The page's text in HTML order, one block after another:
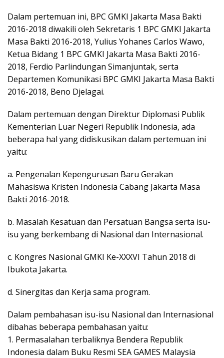
Dalam pertemuan ini, BPC GMKI Jakarta Masa Bakti
2016-2018 diwakili oleh Sekretaris 1 BPC GMKI Jakarta
Masa Bakti 2016-2018, Yulius Yohanes Carlos Wawo,
Ketua Bidang 1 BPC GMKI Jakarta Masa Bakti 2016-
2018, Ferdio Parlindungan Simanjuntak, serta
Departemen Komunikasi BPC GMKI Jakarta Masa Bakti
2016-2018, Beno Djelagai.
Dalam pertemuan dengan Direktur Diplomasi Publik
Kementerian Luar Negeri Republik Indonesia, ada
beberapa hal yang didiskusikan dalam pertemuan ini
yaitu:
a. Pengenalan Kepengurusan Baru Gerakan
Mahasiswa Kristen Indonesia Cabang Jakarta Masa
Bakti 2016-2018.
b. Masalah Kesatuan dan Persatuan Bangsa serta isu-
isu yang berkembang di Nasional dan Internasional.
c. Kongres Nasional GMKI Ke-XXXVI Tahun 2018 di
Ibukota Jakarta.
d. Sinergitas dan Kerja sama program.
Dalam pembahasan isu-isu Nasional dan Internasional
dibahas beberapa pembahasan yaitu:
1. Permasalahan terbaliknya Bendera Republik
Indonesia dalam Buku Resmi SEA GAMES Malaysia